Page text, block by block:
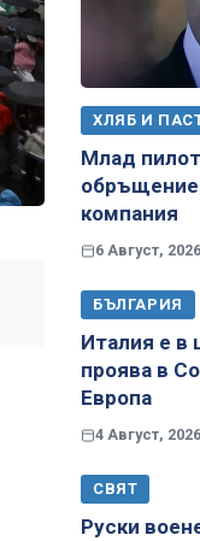
ХЛЯБ И
Млад
компания
6 Август, 2026
БЪЛГАРИЯ
Италия е в
проява в
Европа
4 Август, 2026
СВЯТ
Руски